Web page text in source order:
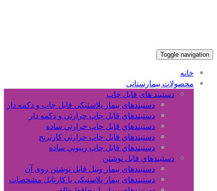
Toggle navigation
خانه
محصولات بیمارستانی
دستبند های قابل چاپ
دستبندهای بیمار پلاستیکی قابل چاپ و دکمه دار
دستبندهاي قابل چاپ حرارتي و دکمه دار
دستبندهاي قابل چاپ حرارتي ساده
دستبندهاي قابل چاپ حرارتي کارتريج
دستبندهاي قابل چاپ ريبوني ساده
دستبندهاي قابل نوشتن
دستبندهای بیمار ونیل قابل نوشتن روی آن
دستبندهای بیمار پلاستیکی با کارتابل مشخصات